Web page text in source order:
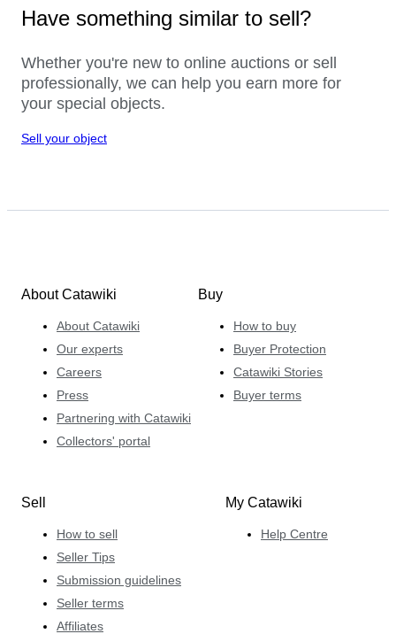
Have something similar to sell?
Whether you're new to online auctions or sell
professionally, we can help you earn more for
your special objects.
Sell your object
About Catawiki
About Catawiki
Our experts
Careers
Press
Partnering with Catawiki
Collectors' portal
Buy
How to buy
Buyer Protection
Catawiki Stories
Buyer terms
Sell
How to sell
Seller Tips
Submission guidelines
Seller terms
Affiliates
My Catawiki
Help Centre